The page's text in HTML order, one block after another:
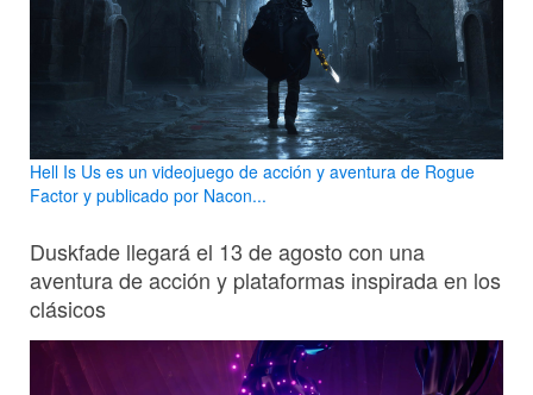
Hell Is Us es un videojuego de acción y aventura de Rogue
Factor y publicado por Nacon...
Duskfade llegará el 13 de agosto con una
aventura de acción y plataformas inspirada en los
clásicos